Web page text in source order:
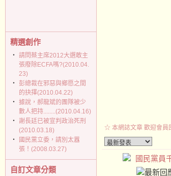
精選創作
‧ 請問蔡主席2012大選敢主
張廢除ECFA嗎?(2010.04.
23)
‧
彭總裁在邪惡與鄉愿之間
的抉擇(2010.04.22)
‧ 據說，郝龍斌的團隊被少
數人把持........(2010.04.16)
‧ 謝長廷已被宣判政治死刑
(2010.03.18)
‧
國民黨立委，請別太囂
張！(2008.03.27)
自訂文章分類
☆ 本網誌文章 歡迎會員
國民黨員